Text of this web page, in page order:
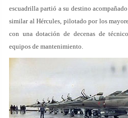
escuadrilla partió a su destino
similar al Hércules, pilotado por los
con una dotación de decenas de
equipos de mantenimiento.